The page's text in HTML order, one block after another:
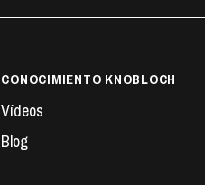
CONOCIMIENTO KNOBLOCH
Vídeos
Blog